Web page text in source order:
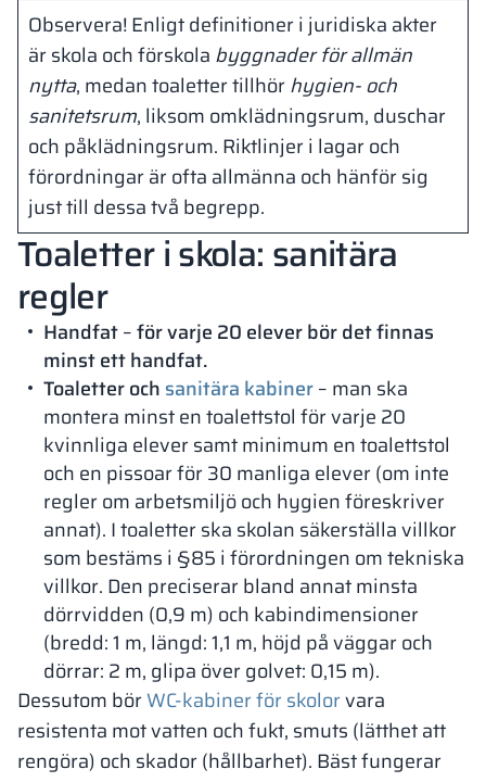
Observera! Enligt definitioner i juridiska akter
är skola och förskola byggnader för allmän
nytta, medan toaletter tillhörhygien- och
sanitetsrum, liksom omklädningsrum, duschar
och påklädningsrum. Riktlinjer i lagar och
förordningar är ofta allmänna och hänför sig
just till dessa två begrepp.
Toaletter i skola: sanitära
regler
Handfat–för varje 20 elever bör det finnas
minst ett handfat.
Toaletter och sanitära kabiner– man ska
montera minst en toalettstol för varje 20
kvinnliga elever samt minimum en toalettstol
och en pissoar för 30 manliga elever (om inte
regler om arbetsmiljö och hygien föreskriver
annat). I toaletter ska skolan säkerställa villkor
som bestäms i §85 i förordningen om tekniska
villkor. Den preciserar bland annat minsta
dörrvidden (0,9 m) och kabindimensioner
(bredd: 1 m, längd: 1,1 m, höjd på väggar och
dörrar: 2 m, glipa över golvet: 0,15 m).
Dessutom börWC-kabiner för skolorvara
resistenta mot vatten och fukt, smuts (lätthet att
rengöra) och skador (hållbarhet). Bäst fungerar